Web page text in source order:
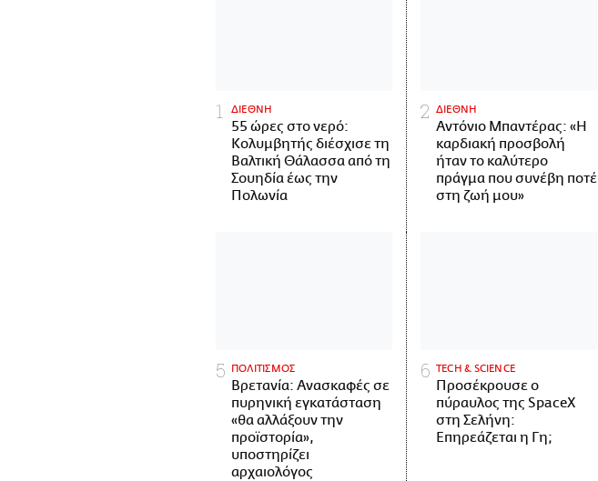
ΔΙΕΘΝΗ
55 ώρες στο νερό:
Κολυμβητής διέσχισε τη
Βαλτική Θάλασσα από τη
Σουηδία έως την
Πολωνία
ΔΙΕΘΝΗ
Αντόνιο Μπαντέρας: «Η
καρδιακή προσβολή
ήταν το καλύτερο
πράγμα που συνέβη ποτέ
στη ζωή μου»
ΠΟΛΙΤΙΣΜΟΣ
Βρετανία: Ανασκαφές σε
πυρηνική εγκατάσταση
«θα αλλάξουν την
προϊστορία»,
υποστηρίζει
αρχαιολόγος
ΤECH & SCIENCE
Προσέκρουσε ο
πύραυλος της SpaceX
στη Σελήνη:
Επηρεάζεται η Γη;